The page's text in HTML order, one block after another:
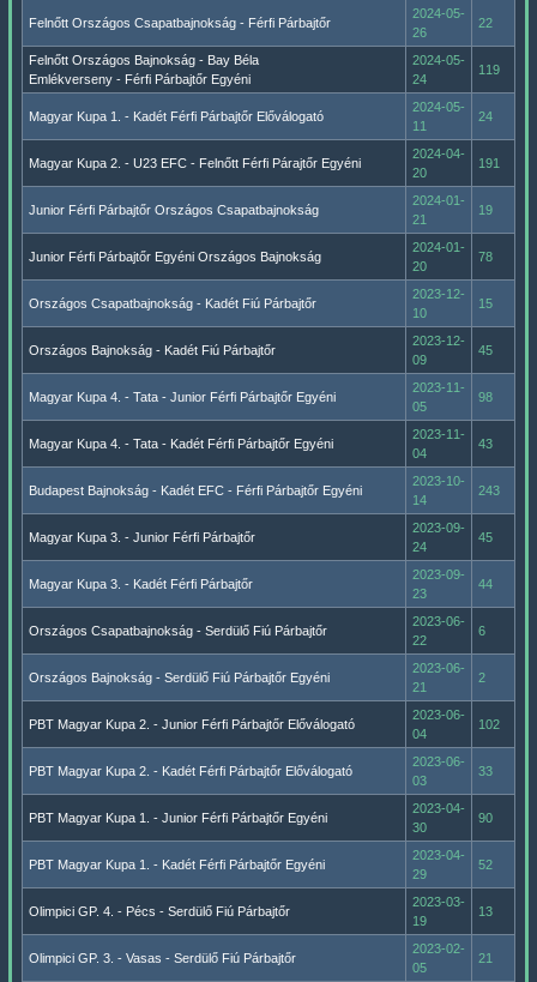
Felnőtt Országos Csapatbajnokság - Férfi Párbajtőr
2024-05-
26
22
Felnőtt Országos Bajnokság - Bay Béla
Emlékverseny - Férfi Párbajtőr Egyéni
2024-05-
24
119
Magyar Kupa 1. - Kadét Férfi Párbajtőr Előválogató
2024-05-
11
24
Magyar Kupa 2. - U23 EFC - Felnőtt Férfi Párajtőr Egyéni
2024-04-
20
191
Junior Férfi Párbajtőr Országos Csapatbajnokság
2024-01-
21
19
Junior Férfi Párbajtőr Egyéni Országos Bajnokság
2024-01-
20
78
Országos Csapatbajnokság - Kadét Fiú Párbajtőr
2023-12-
10
15
Országos Bajnokság - Kadét Fiú Párbajtőr
2023-12-
09
45
Magyar Kupa 4. - Tata - Junior Férfi Párbajtőr Egyéni
2023-11-
05
98
Magyar Kupa 4. - Tata - Kadét Férfi Párbajtőr Egyéni
2023-11-
04
43
Budapest Bajnokság - Kadét EFC - Férfi Párbajtőr Egyéni
2023-10-
14
243
Magyar Kupa 3. - Junior Férfi Párbajtőr
2023-09-
24
45
Magyar Kupa 3. - Kadét Férfi Párbajtőr
2023-09-
23
44
Országos Csapatbajnokság - Serdülő Fiú Párbajtőr
2023-06-
22
6
Országos Bajnokság - Serdülő Fiú Párbajtőr Egyéni
2023-06-
21
2
PBT Magyar Kupa 2. - Junior Férfi Párbajtőr Előválogató
2023-06-
04
102
PBT Magyar Kupa 2. - Kadét Férfi Párbajtőr Előválogató
2023-06-
03
33
PBT Magyar Kupa 1. - Junior Férfi Párbajtőr Egyéni
2023-04-
30
90
PBT Magyar Kupa 1. - Kadét Férfi Párbajtőr Egyéni
2023-04-
29
52
Olimpici GP. 4. - Pécs - Serdülő Fiú Párbajtőr
2023-03-
19
13
Olimpici GP. 3. - Vasas - Serdülő Fiú Párbajtőr
2023-02-
05
21